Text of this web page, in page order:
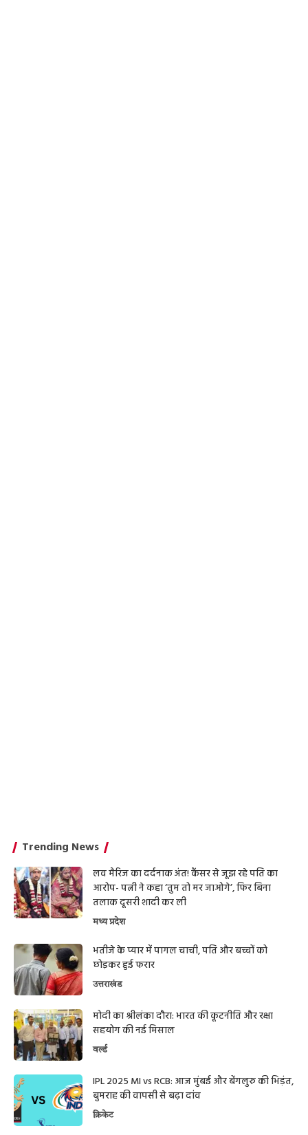
Trending News
लव मैरिज का दर्दनाक अंत! कैंसर से जूझ रहे पति का
आरोप- पत्नी ने कहा ‘तुम तो मर जाओगे’, फिर बिना
तलाक दूसरी शादी कर ली
मध्य प्रदेश
भतीजे के प्यार में पागल चाची, पति और बच्चों को
छोड़कर हुई फरार
उत्तराखंड
मोदी का श्रीलंका दौरा: भारत की कूटनीति और रक्षा
सहयोग की नई मिसाल
वर्ल्ड
IPL 2025 MI vs RCB: आज मुंबई और बेंगलुरु की भिड़ंत,
बुमराह की वापसी से बढ़ा दांव
क्रिकेट